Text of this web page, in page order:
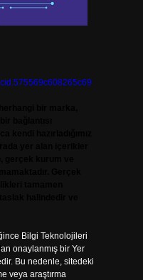
Bilgi Teknolojileri
onaylanmış bir Yer
Bu nedenle, sitedeki
veya araştırma